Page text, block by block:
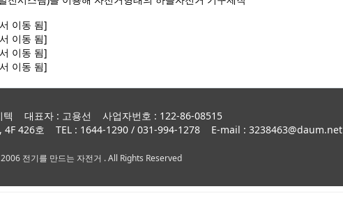
이동 됨]
이동 됨]
이동 됨]
이동 됨]
텍 대표자 : 고용선 사업자번호 : 122-86-08515
4F 426호 TEL : 1644-1290 / 031-994-1278 E-mail : 3238463@daum.net
전기를 만드는 자전거 . All Rights Reserved